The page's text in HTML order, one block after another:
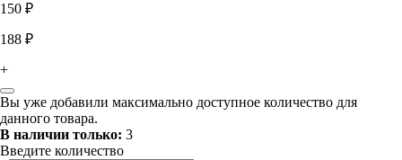
150 ₽
188 ₽
+
Вы уже добавили максимально доступное количество для
данного товара.
В наличии только: 3
Введите количество